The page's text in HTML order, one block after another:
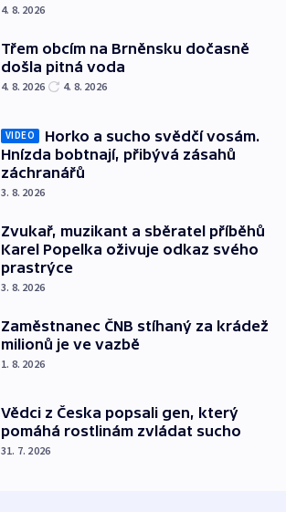
4. 8. 2026
Třem obcím na Brněnsku dočasně
došla pitná voda
4. 8. 2026 4. 8. 2026
VIDEO
Horko a sucho svědčí vosám.
Hnízda bobtnají, přibývá zásahů
záchranářů
3. 8. 2026
Zvukař, muzikant a sběratel příběhů
Karel Popelka oživuje odkaz svého
prastrýce
3. 8. 2026
Zaměstnanec ČNB stíhaný za krádež
milionů je ve vazbě
1. 8. 2026
Vědci z Česka popsali gen, který
pomáhá rostlinám zvládat sucho
31. 7. 2026